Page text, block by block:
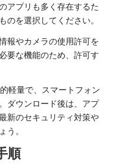
アプリも多く存在するた
のを選択してください。
報やカメラの使用許可を
要な機能のため、許可す
軽量で、スマートフォン
ダウンロード後は、アプ
新のセキュリティ対策や
う。
順